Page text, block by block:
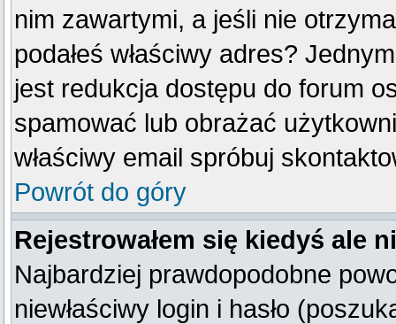
nim zawartymi, a jeśli nie
podałeś właściwy adres?
jest redukcja dostępu do forum
spamować lub obrażać
właściwy email spróbuj
Powrót do góry
Rejestrowałem się kiedyś ale
Najbardziej prawdopodobne
niewłaściwy login i hasło